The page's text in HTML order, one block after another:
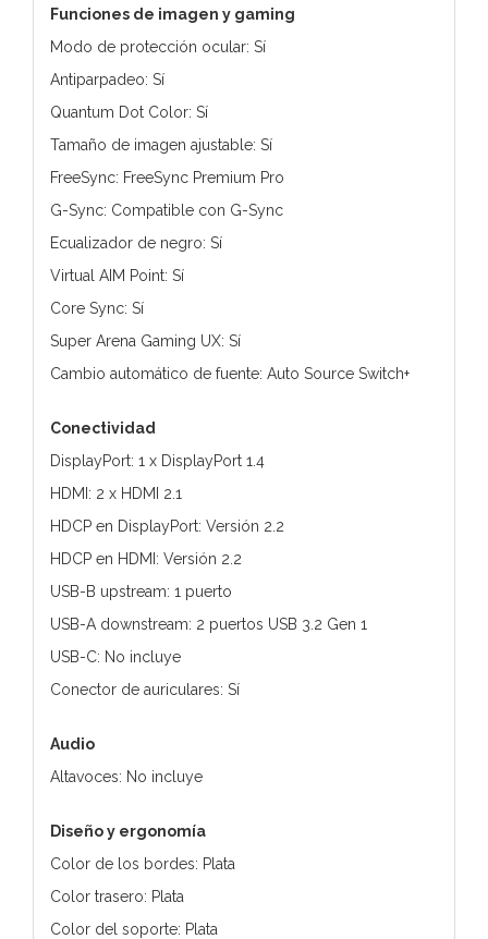
Funciones de imagen y gaming
Modo de protección ocular: Sí
Antiparpadeo: Sí
Quantum Dot Color: Sí
Tamaño de imagen ajustable: Sí
FreeSync: FreeSync Premium Pro
G-Sync: Compatible con G-Sync
Ecualizador de negro: Sí
Virtual AIM Point: Sí
Core Sync: Sí
Super Arena Gaming UX: Sí
Cambio automático de fuente: Auto Source Switch+
Conectividad
DisplayPort: 1 x DisplayPort 1.4
HDMI: 2 x HDMI 2.1
HDCP en DisplayPort: Versión 2.2
HDCP en HDMI: Versión 2.2
USB-B upstream: 1 puerto
USB-A downstream: 2 puertos USB 3.2 Gen 1
USB-C: No incluye
Conector de auriculares: Sí
Audio
Altavoces: No incluye
Diseño y ergonomía
Color de los bordes: Plata
Color trasero: Plata
Color del soporte: Plata